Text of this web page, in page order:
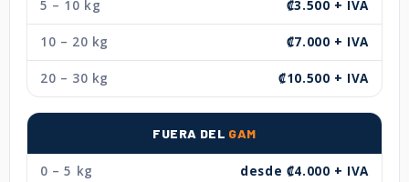
5 – 10 kg ₡3.500 + IVA
10 – 20 kg ₡7.000 + IVA
20 – 30 kg ₡10.500 + IVA
FUERA DEL GAM
0 – 5 kg desde ₡4.000 + IVA